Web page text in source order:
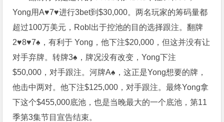
Yong用A♥7♥进行3bet到$30,000。两名玩家的筹码量都
超过100万美元，Robl出于控池的目的选择跟注。翻牌
2♥8♥7♠，有利于 Yong，他下注$20,000，但这并没有让
对手弃牌。转牌3♠，牌况没有改变，Yong下注
$50,000，对手跟注。河牌A♠，这正是Yong想要的牌，
他击中两对。他下注$125,000，对手跟注。最终Yong拿
下这个$455,000底池，也是当晚最大的一个底池，第11
季第3集节目宣告结束。